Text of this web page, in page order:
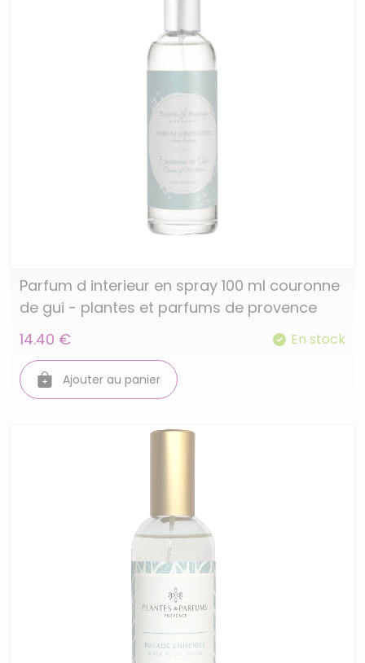
Parfum d interieur en spray 100 ml couronne
de gui - plantes et parfums de provence
14.40 €
En stock
Ajouter au panier